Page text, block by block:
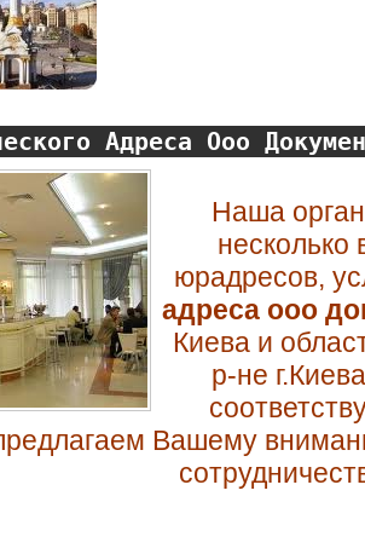
Адреса Ооо
Наша
несколько
юрадресов,
адреса ооо
Киева и
р-не
Вашему